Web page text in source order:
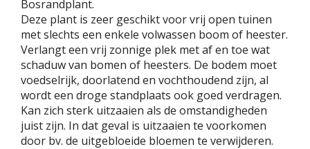
Bosrandplant.
Deze plant is zeer geschikt voor vrij open tuinen
met slechts een enkele volwassen boom of heester.
Verlangt een vrij zonnige plek met af en toe wat
schaduw van bomen of heesters. De bodem moet
voedselrijk, doorlatend en vochthoudend zijn, al
wordt een droge standplaats ook goed verdragen.
Kan zich sterk uitzaaien als de omstandigheden
juist zijn. In dat geval is uitzaaien te voorkomen
door bv. de uitgebloeide bloemen te verwijderen.